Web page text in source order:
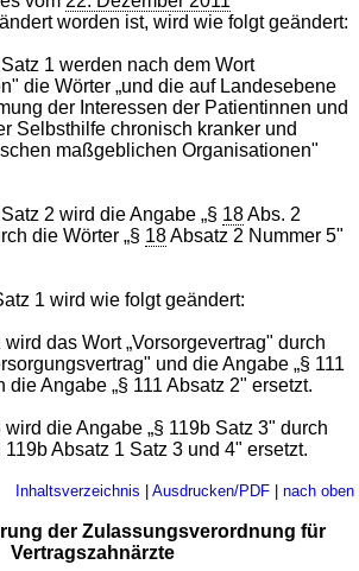
worden ist, wird wie folgt geändert:
1 werden nach dem Wort
die Wörter „und die auf Landesebene
der Interessen der Patientinnen und
Selbsthilfe chronisch kranker und
maßgeblichen Organisationen"
2 wird die Angabe „§ 18Abs. 2
die Wörter „§ 18Absatz 2 Nummer 5"
1 wird wie folgt geändert:
wird das Wort „Vorsorgevertrag" durch
und die Angabe „§ 111
die Angabe „§ 111 Absatz 2" ersetzt.
wird die Angabe „§ 119b Satz 3" durch
119b Absatz 1 Satz 3 und 4" ersetzt.
Inhaltsverzeichnis | Ausdrucken/PDF| nach oben
der Zulassungsverordnung für
Vertragszahnärzte